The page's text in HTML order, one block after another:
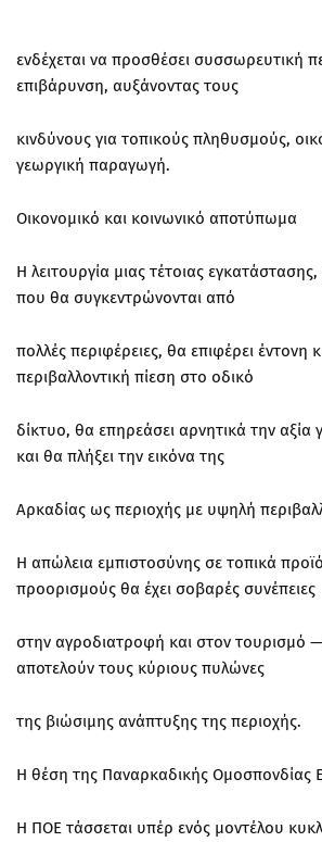
ενδέχεται να προσθέσει συσσωρευτική
επιβάρυνση, αυξάνοντας τους
κινδύνους για τοπικούς πληθυσμούς,
γεωργική παραγωγή.
Οικονομικό και κοινωνικό αποτύπωμα
Η λειτουργία μιας τέτοιας
που θα συγκεντρώνονται από
πολλές περιφέρειες, θα επιφέρει έντονη
περιβαλλοντική πίεση στο οδικό
δίκτυο, θα επηρεάσει αρνητικά την αξία
και θα πλήξει την εικόνα της
Αρκαδίας ως περιοχής με υψηλή
Η απώλεια εμπιστοσύνης σε τοπικά
προορισμούς θα έχει σοβαρές συνέπειες
στην αγροδιατροφή και στον τουρισμό
αποτελούν τους κύριους πυλώνες
της βιώσιμης ανάπτυξης της περιοχής.
Η θέση της Παναρκαδικής Ομοσπονδίας
Η ΠΟΕ τάσσεται υπέρ ενός μοντέλου